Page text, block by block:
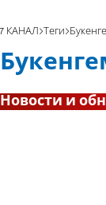
7 КАНАЛ Теги
Новости и